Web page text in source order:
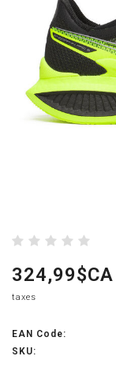
324,99$CA
taxes
EAN Code:
SKU: